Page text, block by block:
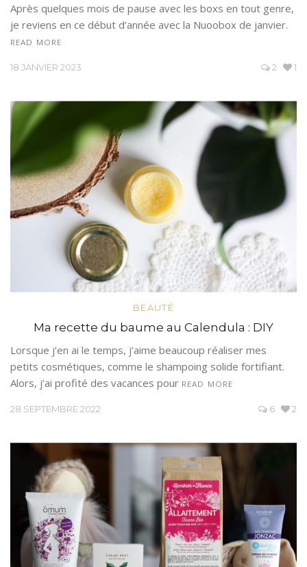
Après quelques mois de pause avec les boxs en tout genre,
je reviens en ce début d’année avec la Nuoobox de janvier.
READ MORE
18 JANVIER 2023 2 1
BEAUTÉ
Ma recette du baume au Calendula : DIY
Lorsque j’en ai le temps, j’aime beaucoup réaliser mes
petits cosmétiques, comme le shampoing solide fortifiant.
Alors, j’ai profité des vacances pour READ MORE
28 SEPTEMBRE 2022 6 2